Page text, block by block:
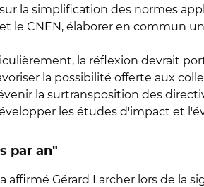
la simplification des normes
le CNEN, élaborer en commun
la réflexion devrait
la possibilité offerte aux
la surtransposition des
les études d'impact et
par an"
affirmé Gérard Larcher lors de la